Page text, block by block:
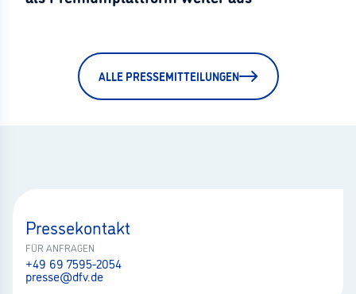
ALLE PRESSEMITTEILUNGEN
Pressekontakt
FÜR ANFRAGEN
+49 69 7595-2054
presse@dfv.de